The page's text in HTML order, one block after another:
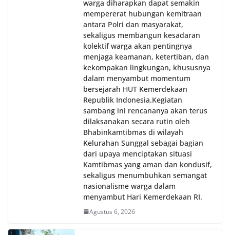
warga diharapkan dapat semakin
mempererat hubungan kemitraan
antara Polri dan masyarakat,
sekaligus membangun kesadaran
kolektif warga akan pentingnya
menjaga keamanan, ketertiban, dan
kekompakan lingkungan, khususnya
dalam menyambut momentum
bersejarah HUT Kemerdekaan
Republik Indonesia.‎Kegiatan
sambang ini rencananya akan terus
dilaksanakan secara rutin oleh
Bhabinkamtibmas di wilayah
Kelurahan Sunggal sebagai bagian
dari upaya menciptakan situasi
Kamtibmas yang aman dan kondusif,
sekaligus menumbuhkan semangat
nasionalisme warga dalam
menyambut Hari Kemerdekaan RI.
Agustus 6, 2026